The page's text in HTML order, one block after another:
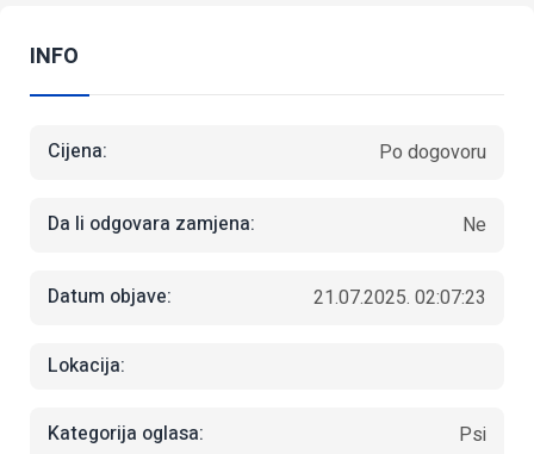
INFO
Cijena: Po dogovoru
Da li odgovara zamjena: Ne
Datum objave: 21.07.2025. 02:07:23
Lokacija:
Kategorija oglasa: Psi